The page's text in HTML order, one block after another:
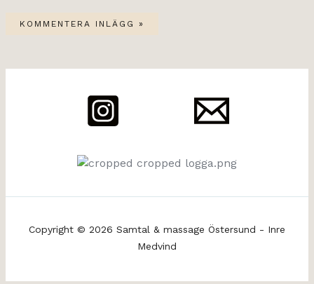
Copyright © 2026 Samtal & massage Östersund - Inre
Medvind